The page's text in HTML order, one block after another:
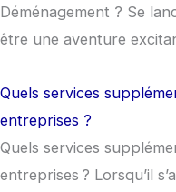
Déménagement ? Se
être une aventure
Quels services
entreprises ?
Quels services
entreprises ? Lorsqu’il